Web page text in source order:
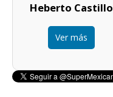
Heberto Castillo
Ver más